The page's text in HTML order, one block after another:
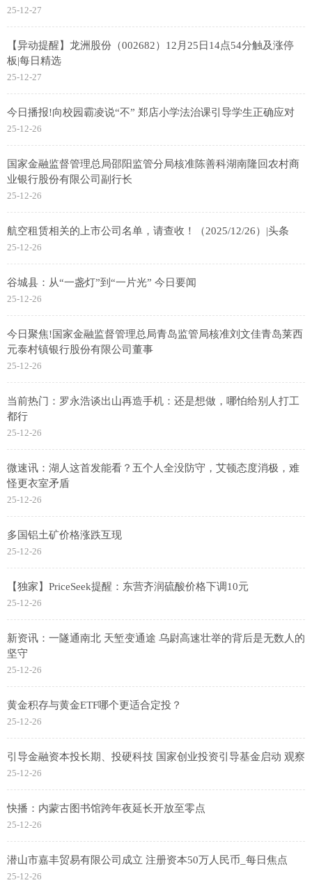
25-12-27
【异动提醒】龙洲股份（002682）12月25日14点54分触及涨停
板|每日精选
25-12-27
今日播报!向校园霸凌说“不” 郑店小学法治课引导学生正确应对
25-12-26
国家金融监督管理总局邵阳监管分局核准陈善科湖南隆回农村商
业银行股份有限公司副行长
25-12-26
航空租赁相关的上市公司名单，请查收！（2025/12/26）|头条
25-12-26
谷城县：从“一盏灯”到“一片光” 今日要闻
25-12-26
今日聚焦!国家金融监督管理总局青岛监管局核准刘文佳青岛莱西
元泰村镇银行股份有限公司董事
25-12-26
当前热门：罗永浩谈出山再造手机：还是想做，哪怕给别人打工
都行
25-12-26
微速讯：湖人这首发能看？五个人全没防守，艾顿态度消极，难
怪更衣室矛盾
25-12-26
多国铝土矿价格涨跌互现
25-12-26
【独家】PriceSeek提醒：东营齐润硫酸价格下调10元
25-12-26
新资讯：一隧通南北 天堑变通途 乌尉高速壮举的背后是无数人的
坚守
25-12-26
黄金积存与黄金ETF哪个更适合定投？
25-12-26
引导金融资本投长期、投硬科技 国家创业投资引导基金启动 观察
25-12-26
快播：内蒙古图书馆跨年夜延长开放至零点
25-12-26
潜山市嘉丰贸易有限公司成立 注册资本50万人民币_每日焦点
25-12-26